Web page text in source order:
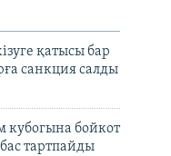
қатысы бар
санкция салды
кубогына бойкот
тартпайды